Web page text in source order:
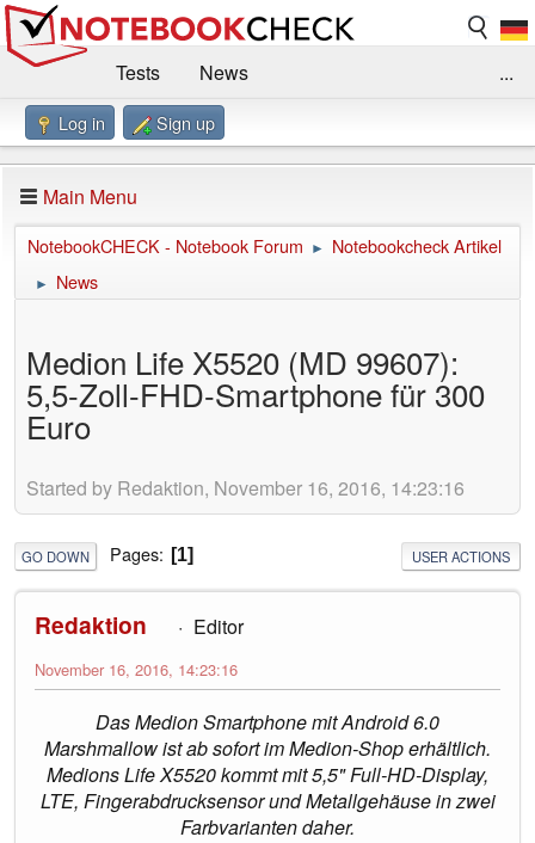
Tests
News
Benchmarks / Technik
Forum
Impressum
...
Log in Sign up
Main Menu
NotebookCHECK - Notebook Forum ► Notebookcheck Artikel
► News
Medion Life X5520 (MD 99607):
5,5-Zoll-FHD-Smartphone für 300
Euro
Started by Redaktion, November 16, 2016, 14:23:16
GO DOWN Pages 1 USER ACTIONS
Redaktion Editor
November 16, 2016, 14:23:16
Das Medion Smartphone mit Android 6.0
Marshmallow ist ab sofort im Medion-Shop erhältlich.
Medions Life X5520 kommt mit 5,5" Full-HD-Display,
LTE, Fingerabdrucksensor und Metallgehäuse in zwei
Farbvarianten daher.